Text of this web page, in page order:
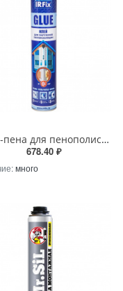
Клей-пена для пенополистирола IRFix GLUE Всесезонная 750мл
678.40 ₽
много